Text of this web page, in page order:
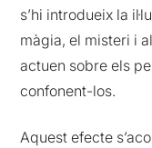
s’hi introdueix la
màgia, el misteri i
actuen sobre els
confonent-los.
Aquest efecte